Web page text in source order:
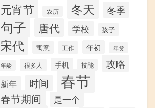
元宵节 农历 冬天 冬季
句子 唐代 学校 孩子
宋代 寓意 工作 年初 年货
年龄 很多人 手机 技能 攻略
新年 时间 春节
春节期间 是一个